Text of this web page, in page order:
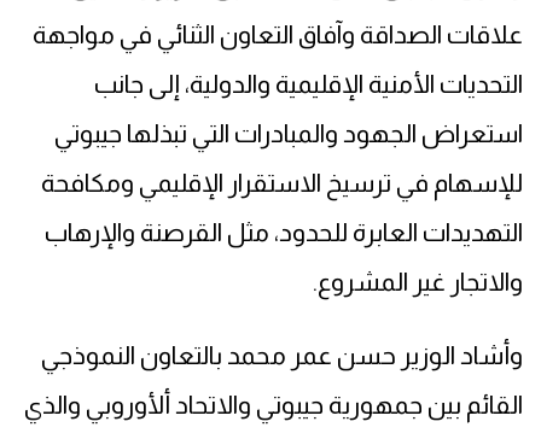
علاقات الصداقة وآفاق التعاون الثنائي في مواجهة
التحديات الأمنية الإقليمية والدولية، إلى جانب
استعراض الجهود والمبادرات التي تبذلها جيبوتي
للإسهام في ترسيخ الاستقرار الإقليمي ومكافحة
التهديدات العابرة للحدود، مثل القرصنة والإرهاب
والاتجار غير المشروع.
وأشاد الوزير حسن عمر محمد بالتعاون النموذجي
القائم بين جمهورية جيبوتي والاتحاد ألأوروبي والذي